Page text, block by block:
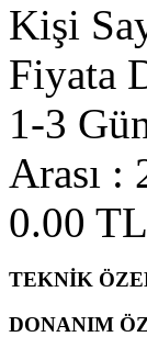
Kişi
Fiyata
1-3
Arası :
0.00 TL
TEKNİK
DONANIM